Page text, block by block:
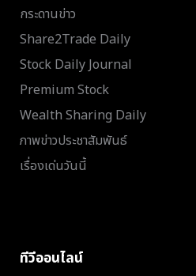
กระดานข่าว
Share2Trade Daily
Stock Daily Journal
Premium Stock
Wealth Sharing Daily
ภาพข่าวประชาสัมพันธ์
เรื่องเด่นวันนี้
ทีวีออนไลน์